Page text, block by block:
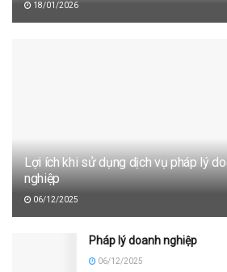
18/01/2026
Lợi ích khi sử dụng dịch vụ pháp lý
nghiệp
06/12/2025
Pháp lý doanh nghiệp
06/12/2025